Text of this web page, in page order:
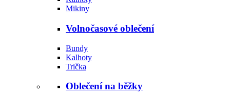
Mikiny
Volnočasové oblečení
Bundy
Kalhoty
Trička
Oblečení na běžky